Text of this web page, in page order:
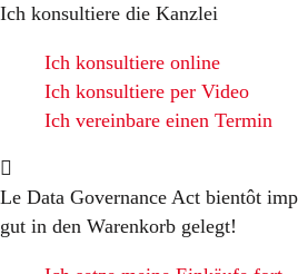
Ich konsultiere die Kanzlei
Ich konsultiere online
Ich konsultiere per Video
Ich vereinbare einen Termin
Le Data Governance Act bientôt
gut in den Warenkorb gelegt!